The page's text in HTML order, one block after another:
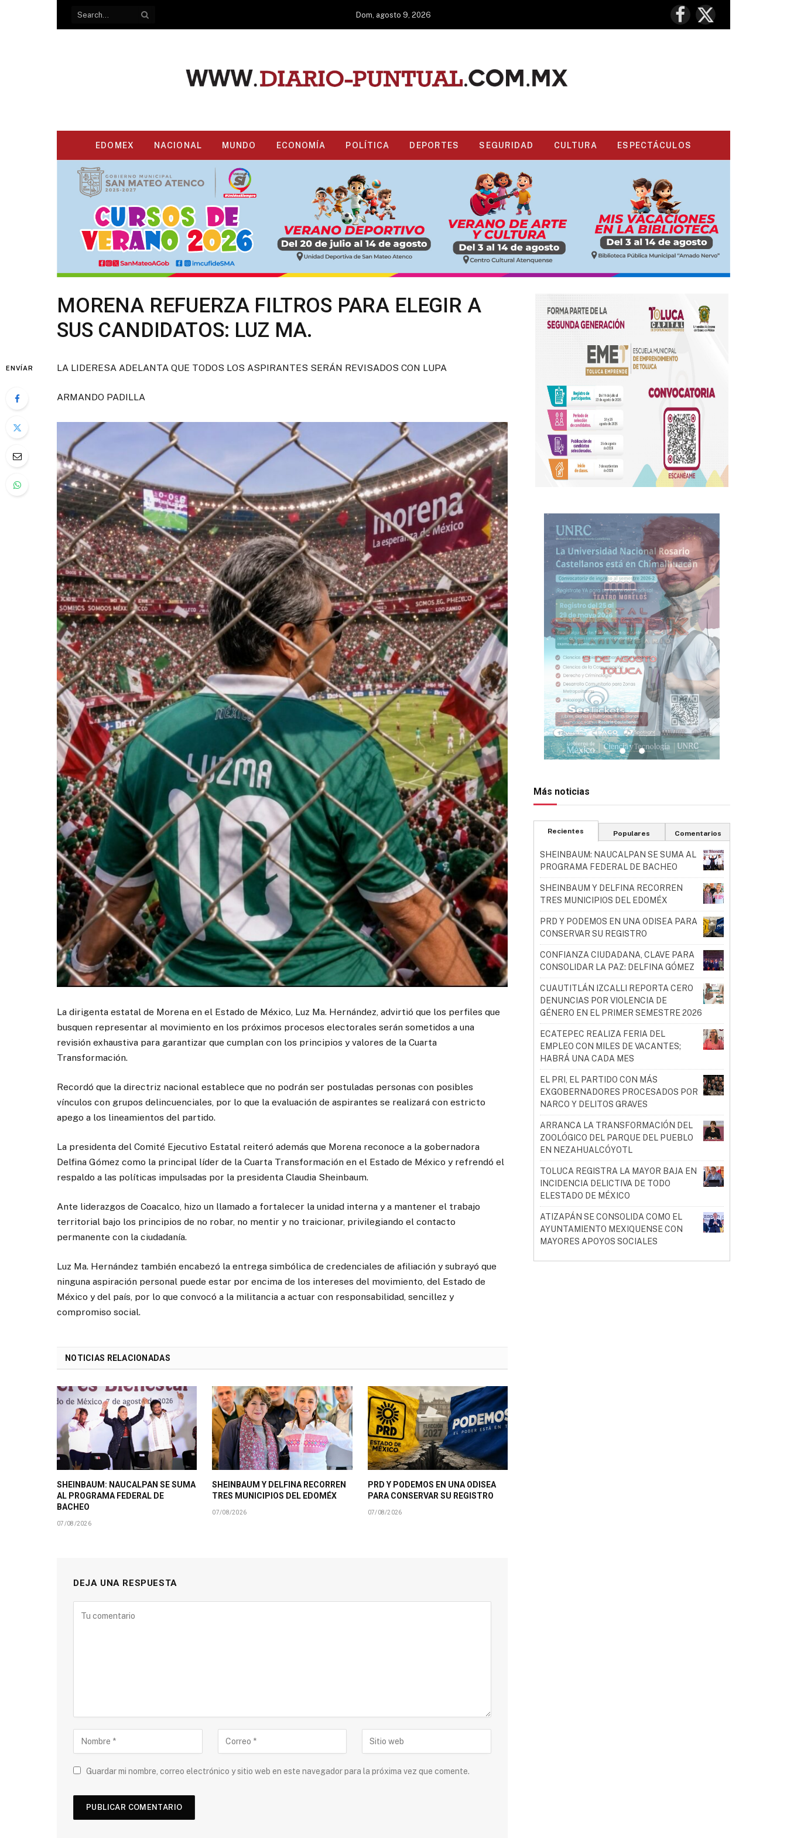
Dom, agosto 9, 2026
Facebook
X
(Twitter)
EDOMEX NACIONAL MUNDO ECONOMÍA POLÍTICA DEPORTES SEGURIDAD CULTURA ESPECTÁCULOS
MORENA REFUERZA FILTROS PARA ELEGIR A
SUS CANDIDATOS: LUZ MA.
ENVÍAR LA LIDERESA ADELANTA QUE TODOS LOS ASPIRANTES SERÁN REVISADOS CON LUPA
ARMANDO PADILLA
La dirigenta estatal de Morena en el Estado de México, Luz Ma. Hernández, advirtió que los perfiles que
busquen representar al movimiento en los próximos procesos electorales serán sometidos a una
revisión exhaustiva para garantizar que cumplan con los principios y valores de la Cuarta
Transformación.
Recordó que la directriz nacional establece que no podrán ser postuladas personas con posibles
vínculos con grupos delincuenciales, por lo que la evaluación de aspirantes se realizará con estricto
apego a los lineamientos del partido.
La presidenta del Comité Ejecutivo Estatal reiteró además que Morena reconoce a la gobernadora
Delfina Gómez como la principal líder de la Cuarta Transformación en el Estado de México y refrendó el
respaldo a las políticas impulsadas por la presidenta Claudia Sheinbaum.
Ante liderazgos de Coacalco, hizo un llamado a fortalecer la unidad interna y a mantener el trabajo
territorial bajo los principios de no robar, no mentir y no traicionar, privilegiando el contacto
permanente con la ciudadanía.
Luz Ma. Hernández también encabezó la entrega simbólica de credenciales de afiliación y subrayó que
ninguna aspiración personal puede estar por encima de los intereses del movimiento, del Estado de
México y del país, por lo que convocó a la militancia a actuar con responsabilidad, sencillez y
compromiso social.
NOTICIAS RELACIONADAS
SHEINBAUM: NAUCALPAN SE SUMA
AL PROGRAMA FEDERAL DE
BACHEO
07/08/2026
SHEINBAUM Y DELFINA RECORREN
TRES MUNICIPIOS DEL EDOMÉX
07/08/2026
PRD Y PODEMOS EN UNA ODISEA
PARA CONSERVAR SU REGISTRO
07/08/2026
DEJA UNA RESPUESTA
Guardar mi nombre, correo electrónico y sitio web en este navegador para la próxima vez que comente.
Más noticias
Recientes Populares Comentarios
SHEINBAUM: NAUCALPAN SE SUMA AL
PROGRAMA FEDERAL DE BACHEO
SHEINBAUM Y DELFINA RECORREN
TRES MUNICIPIOS DEL EDOMÉX
PRD Y PODEMOS EN UNA ODISEA PARA
CONSERVAR SU REGISTRO
CONFIANZA CIUDADANA, CLAVE PARA
CONSOLIDAR LA PAZ: DELFINA GÓMEZ
CUAUTITLÁN IZCALLI REPORTA CERO
DENUNCIAS POR VIOLENCIA DE
GÉNERO EN EL PRIMER SEMESTRE 2026
ECATEPEC REALIZA FERIA DEL
EMPLEO CON MILES DE VACANTES;
HABRÁ UNA CADA MES
EL PRI, EL PARTIDO CON MÁS
EXGOBERNADORES PROCESADOS POR
NARCO Y DELITOS GRAVES
ARRANCA LA TRANSFORMACIÓN DEL
ZOOLÓGICO DEL PARQUE DEL PUEBLO
EN NEZAHUALCÓYOTL
TOLUCA REGISTRA LA MAYOR BAJA EN
INCIDENCIA DELICTIVA DE TODO
ELESTADO DE MÉXICO
ATIZAPÁN SE CONSOLIDA COMO EL
AYUNTAMIENTO MEXIQUENSE CON
MAYORES APOYOS SOCIALES